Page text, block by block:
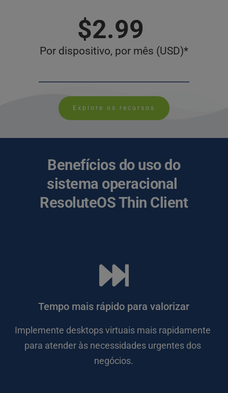
$2.99
Por dispositivo, por mês (USD)*
Explore os recursos
sistema operacional
ResoluteOS Thin Client
Tempo mais rápido para valorizar
Implemente desktops virtuais mais rapidamente
para atender às necessidades urgentes dos
negócios.